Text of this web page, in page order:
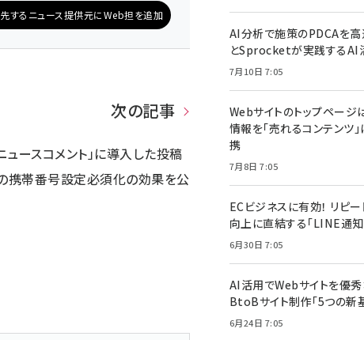
するニュース提供元にWeb担を追加
次の記事
ュースコメント」に導入した投稿
携帯番号設定必須化の効果を公
AI分析で施策のPDCAを高
とSprocketが実践するAI
7月10日 7:05
Webサイトのトップページ
情報を「売れるコンテンツ
携
7月8日 7:05
ECビジネスに有効！ リピ
向上に直結する「LINE通知
6月30日 7:05
AI活用でWebサイトを優
BtoBサイト制作「5つの新
6月24日 7:05